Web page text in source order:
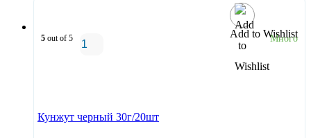
Add to Wishlist
5 out of 5 Много
Кунжут черный 30г/20шт